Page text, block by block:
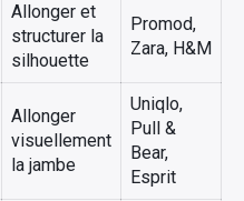
Allonger et
structurer la
silhouette
Promod,
Zara, H&M
Allonger
visuellement
la jambe
Uniqlo,
Pull &
Bear,
Esprit